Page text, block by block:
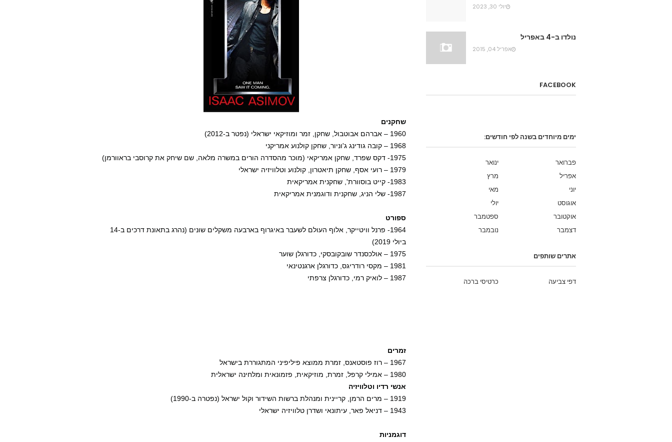
שחקנים
1960 – אברהם אבוטבול, שחקן, זמר ומוזיקאי ישראלי (נפטר ב-2012)
1968 – קובה גודינג ג'וניור, שחקן קולנוע אמריקני
1975- דקס שפרד, שחקן אמריקאי (מוכר מהסדרה הורים במשרה מלאה, שם שיחק את קרוסבי בראוורמן)
1979 – רועי אסף, שחקן תיאטרון, קולנוע וטלוויזיה ישראלי
1983- קייט בוסוורת', שחקנית אמריקאית
1987- שלי הניג, שחקנית ודוגמנית אמריקאית
ספורט
1964- פרנל וויטייקר, אלוף העולם לשעבר באיגרוף בארבעה משקלים שונים (נהרג בתאונת דרכים ב-14
ביולי 2019)
1975 – אולכסנדר שובקובסקי, כדורגלן שוער
1981 – מקסי רודריגס, כדורגלן ארגנטינאי
1987 – לואיק רמי, כדורגלן צרפתי
זמרים
1967 – רוז פוסטאנס, זמרת ממוצא פיליפיני המתגוררת בישראל
1980 – אמילי קרפל, זמרת, מוזיקאית, פזמונאית ומלחינה ישראלית
אנשי רדיו וטלוויזיה
1919 – מרים הרמן, קריינית ומנהלת ברשות השידור וקול ישראל (נפטרה ב-1990)
1943 – דניאל פאר, עיתונאי ושדרן טלוויזיה ישראלי
דוגמניות
יולי 30, 2023
נולדו ב-4 באפריל
אפריל 04, 2015
FACEBOOK
ימים מיוחדים בשנה לפי חודשים:
ינואר
פברואר
מרץ
אפריל
מאי
יוני
יולי
אוגוסט
ספטמבר
אוקטובר
נובמבר
דצמבר
אתרים שותפים
כרטיסי ברכה דפי צביעה